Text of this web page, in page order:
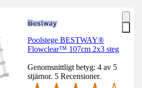
Poolstege BESTWAY®
Flowclear™ 107cm 2x3 steg
Genomsnittligt betyg: 4 av 5
stjärnor. 5 Recensioner.